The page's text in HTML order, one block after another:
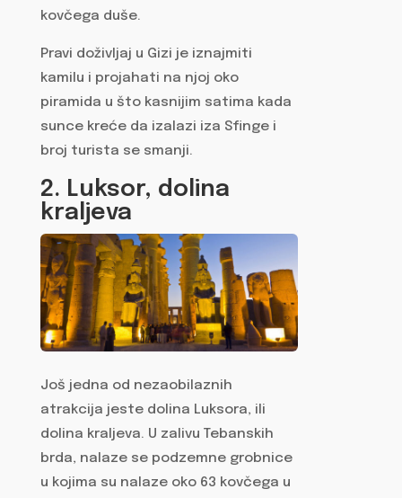
kovčega duše.
Pravi doživljaj u Gizi je iznajmiti
kamilu i projahati na njoj oko
piramida u što kasnijim satima kada
sunce kreće da izalazi iza Sfinge i
broj turista se smanji.
2. Luksor, dolina
kraljeva
Još jedna od nezaobilaznih
atrakcija jeste dolina Luksora, ili
dolina kraljeva. U zalivu Tebanskih
brda, nalaze se podzemne grobnice
u kojima su nalaze oko 63 kovčega u